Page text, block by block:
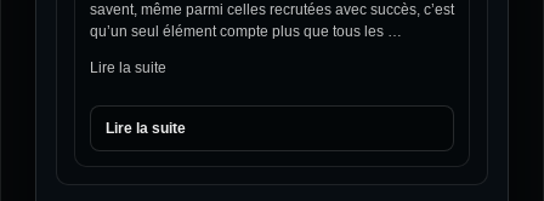
savent, même parmi celles recrutées avec succès, c’est
qu’un seul élément compte plus que tous les …
Lire la suite
Lire la suite